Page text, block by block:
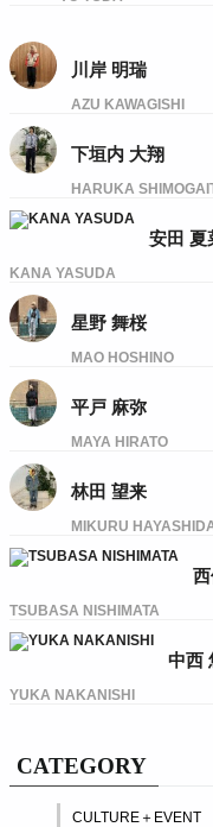
川岸 明瑞
AZU KAWAGISHI
下垣内 大翔
HARUKA
安田 夏
KANA YASUDA
星野 舞桜
MAO HOSHINO
平戸 麻弥
MAYA HIRATO
林田 望来
MIKURU
TSUBASA NISHIMATA
中西
YUKA NAKANISHI
CATEGORY
CULTURE＋EVENT